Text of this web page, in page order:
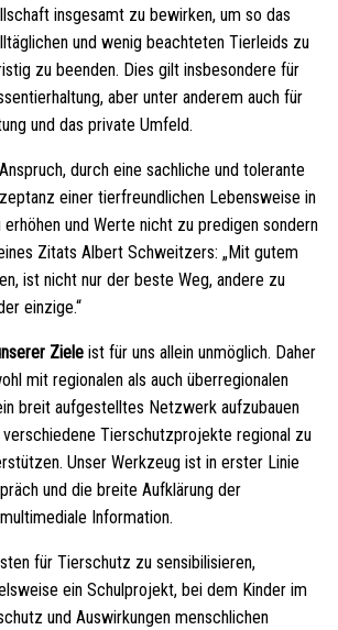
insgesamt zu bewirken, um so das
und wenig beachteten Tierleids zu
zu beenden. Dies gilt insbesondere für
aber unter anderem auch für
und das private Umfeld.
durch eine sachliche und tolerante
einer tierfreundlichen Lebensweise in
und Werte nicht zu predigen sondern
Zitats Albert Schweitzers: „Mit gutem
ist nicht nur der beste Weg, andere zu
einzige.“
Ziele ist für uns allein unmöglich. Daher
mit regionalen als auch überregionalen
breit aufgestelltes Netzwerk aufzubauen
Tierschutzprojekte regional zu
Unser Werkzeug ist in erster Linie
und die breite Aufklärung der
Information.
für Tierschutz zu sensibilisieren,
ein Schulprojekt, bei dem Kinder im
und Auswirkungen menschlichen